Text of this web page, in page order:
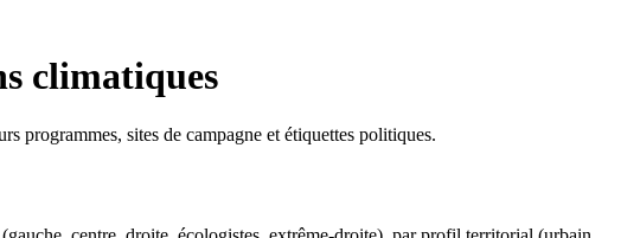
climatiques
programmes, sites de campagne et étiquettes politiques.